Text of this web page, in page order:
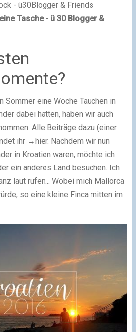
- ü30Blogger & Friends
Tasche - ü 30 Blogger &
Sommer eine Woche Tauchen in
dabei hatten, haben wir auch
Alle Beiträge dazu (einer
ihr →hier. Nachdem wir nun
in Kroatien waren, möchte ich
ein anderes Land besuchen. Ich
laut rufen... Wobei mich Mallorca
so eine kleine Finca mitten im